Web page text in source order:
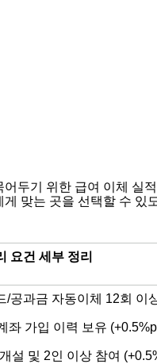
두기 위한 급여 이체 실
맞는 곳을 선택할 수 있
요건 세부 정리
/공과금 자동이체 12회 이
좌 가입 이력 보유
설 및 2인 이상 참여